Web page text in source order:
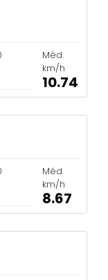
Méd.
km/h
10.74
Méd.
km/h
8.67